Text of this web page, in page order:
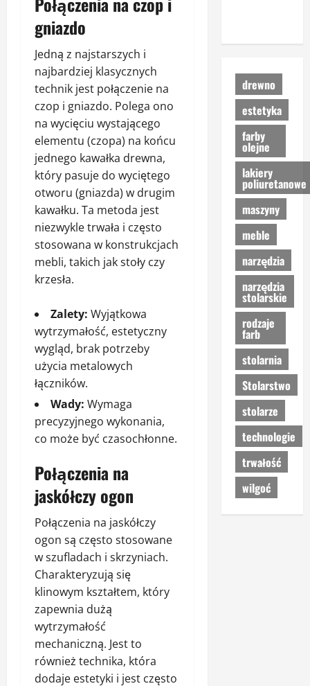
gniazdo
Jedną z najstarszych i
najbardziej klasycznych
technik jest połączenie na
czop i gniazdo. Polega ono
na wycięciu wystającego
elementu (czopa) na końcu
jednego kawałka drewna,
który pasuje do wyciętego
otworu (gniazda) w drugim
kawałku. Ta metoda jest
niezwykle trwała i często
stosowana w konstrukcjach
mebli, takich jak stoły czy
krzesła.
Zalety: Wyjątkowa
wytrzymałość, estetyczny
wygląd, brak potrzeby
użycia metalowych
łączników.
Wady: Wymaga
precyzyjnego wykonania,
co może być czasochłonne.
Połączenia na
jaskółczy ogon
Połączenia na jaskółczy
ogon są często stosowane
w szufladach i skrzyniach.
Charakteryzują się
klinowym kształtem, który
zapewnia dużą
wytrzymałość
mechaniczną. Jest to
również technika, która
dodaje estetyki i jest często
drewno
estetyka
farby
olejne
lakiery
poliuretanowe
maszyny
meble
narzędzia
narzędzia
stolarskie
rodzaje
farb
stolarnia
Stolarstwo
stolarze
technologie
trwałość
wilgoć